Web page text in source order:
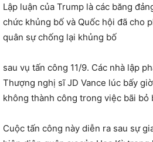
Lập luận của Trump là các băng
chức khủng bố và Quốc hội đã cho
quân sự chống lại khủng bố
sau vụ tấn công 11/9. Các nhà lập
Thượng nghị sĩ JD Vance lúc bấy
không thành công trong việc bãi bỏ
Cuộc tấn công này diễn ra sau sự